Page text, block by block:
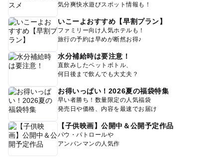
気分爽快水遊びスポット情報も！
いこーよおすすめ【早割プラン】
ファミリー向け人気ホテルも！
旅行の予約は早めが断然お得♪
水分補給時は要注意！
直飲みしたペットボトル、
何日後まで飲んでも大丈夫？
お得いっぱい！2026夏の福袋特集
早い者勝ち！数量限定の人気福袋
発売日や価格、内容を最速でお届け
【子供映画】公開中＆公開予定作品
パウ・パトロールや
アンパンマンの人気作